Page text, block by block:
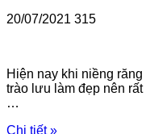
20/07/2021 315
Hiện nay khi niềng
trào lưu làm đẹp nên
…
Chi tiết »